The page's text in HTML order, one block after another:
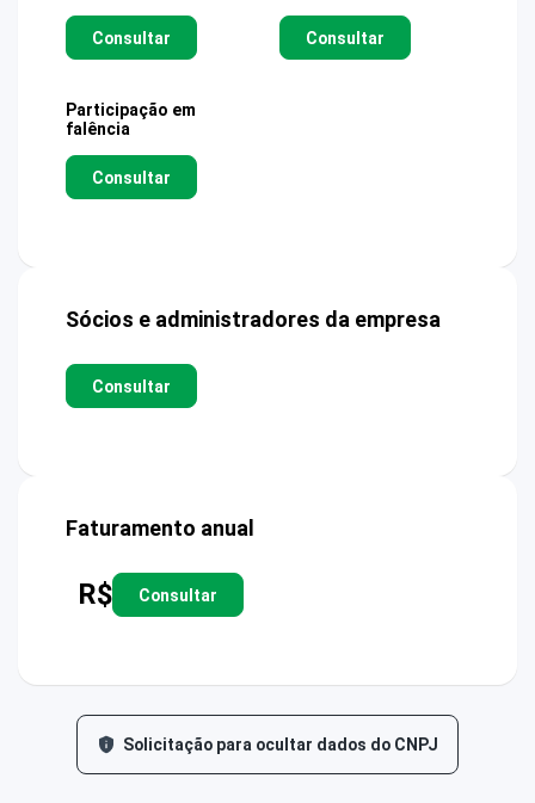
Consultar Consultar
Participação em
falência
Consultar
Sócios e administradores da empresa
Consultar
Faturamento anual
R$ Consultar
Solicitação para ocultar dados do CNPJ